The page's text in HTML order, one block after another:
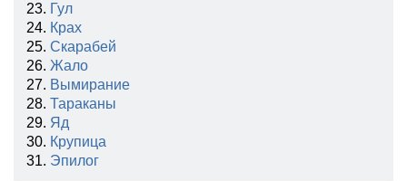
23. Гул
24. Крах
25. Скарабей
26. Жало
27. Вымирание
28. Тараканы
29. Яд
30. Крупица
31. Эпилог